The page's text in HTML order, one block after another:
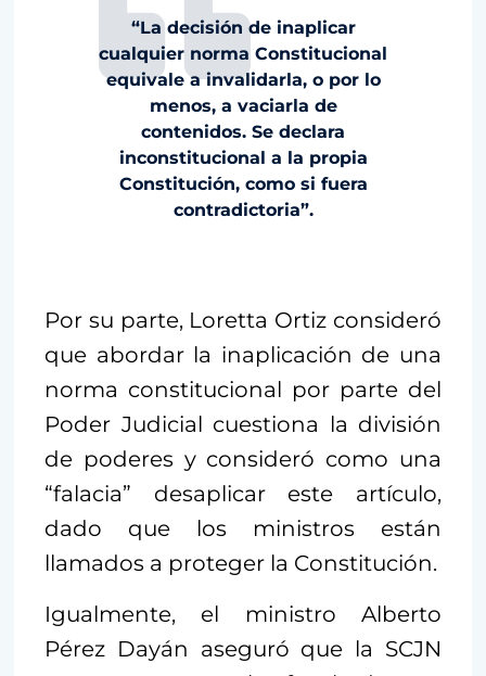
“La decisión de inaplicar
cualquier norma Constitucional
equivale a invalidarla, o por lo
menos, a vaciarla de
contenidos. Se declara
inconstitucional a la propia
Constitución, como si fuera
contradictoria”.
Por su parte, Loretta Ortiz consideró
que abordar la inaplicación de una
norma constitucional por parte del
Poder Judicial cuestiona la división
de poderes y consideró como una
“falacia” desaplicar este artículo,
dado que los ministros están
llamados a proteger la Constitución.
Igualmente, el ministro Alberto
Pérez Dayán aseguró que la SCJN